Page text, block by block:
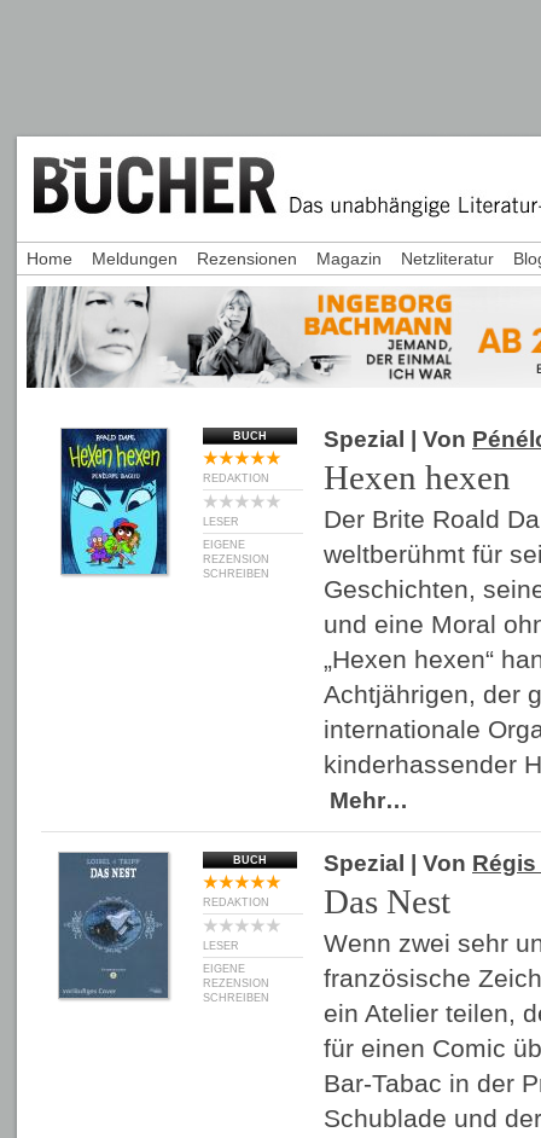
BUCH
REDAKTION
LESER
EIGENE
REZENSION
SCHREIBEN
Spezial | Von
Hexen hexen
Der Brite Roald
weltberühmt für
Geschichten,
und eine Moral
„Hexen hexen“
Achtjährigen, der
internationale
kinderhassender
Mehr…
BUCH
REDAKTION
LESER
EIGENE
REZENSION
SCHREIBEN
Spezial | Von
Das Nest
Wenn zwei sehr
französische
ein Atelier teilen,
für einen Comic
Bar-Tabac in der
Schublade und
Home Meldungen Rezensionen Magazin Netzliteratur